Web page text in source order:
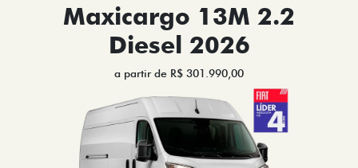
Maxicargo 13M 2.2
Diesel 2026
a partir de R$ 301.990,00